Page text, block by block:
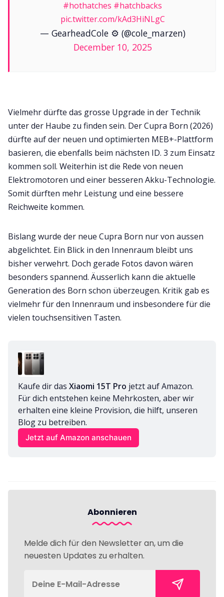
#hothatches #hatchbacks
pic.twitter.com/kAd3HiNLgC
— GearheadCole ⚙️ (@cole_marzen)
December 10, 2025
Vielmehr dürfte das grosse Upgrade in der Technik
unter der Haube zu finden sein. Der Cupra Born (2026)
dürfte auf der neuen und optimierten MEB+-Plattform
basieren, die ebenfalls beim nächsten ID. 3 zum Einsatz
kommen soll. Weiterhin ist die Rede von neuen
Elektromotoren und einer besseren Akku-Technologie.
Somit dürften mehr Leistung und eine bessere
Reichweite kommen.
Bislang wurde der neue Cupra Born nur von aussen
abgelichtet. Ein Blick in den Innenraum bleibt uns
bisher verwehrt. Doch gerade Fotos davon wären
besonders spannend. Äusserlich kann die aktuelle
Generation des Born schon überzeugen. Kritik gab es
vielmehr für den Innenraum und insbesondere für die
vielen touchsensitiven Tasten.
Kaufe dir das Xiaomi 15T Pro jetzt auf Amazon.
Für dich entstehen keine Mehrkosten, aber wir
erhalten eine kleine Provision, die hilft, unseren
Blog zu betreiben.
Jetzt auf Amazon anschauen
Abonnieren
Melde dich für den Newsletter an, um die
neuesten Updates zu erhalten.